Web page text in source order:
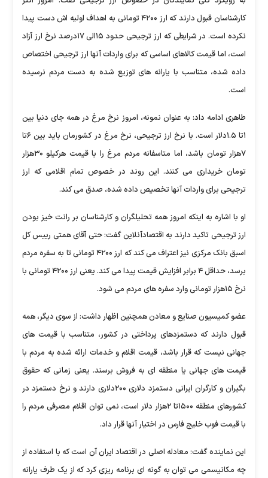
کارشناسان قبول دارند که ارز ۴۲۰۰ تومانی به اهداف اولیه اش دست پیدا
نکرده است. در شرایطی که ارز ترجیحی حدود ۱۵الی ۱۷درصد نرخ ارز آزاد
است، اما قیمت کالاهای اساسی که برای واردات آنها ارز ترجیحی اختصاص
داده شده، متناسب با یارانه های توزیع شده به دست مردم نرسیده
است.
طاهری ادامه داد: به عنوان نمونه، امروز نرخ مرغ در همه جای دنیا بین
۱تا ۱.۵دلار است. با نرخ ارز ترجیحی، نرخ مرغ در کشورمان باید بین ۶تا
۷هزار تومان باشد، اما متاسفانه مردم مرغ را با قیمت هرکیلو ۳۰هزار
تومان خریداری می کنند. این روند در خصوص تمام اقلامی که ارز
ترجیحی برای واردات آنها تخصیص داده شده، صدق می کند.
او با اشاره به اینکه امروز همه تحلیلگران و کارشناسان بر رانت خیز بودن
ارز ترجیحی تاکید دارند به اقتصادآنلاین گفت: حتی آقای همتی رییس کل
اسبق بانک مرکزی نیز اعتراف می کند که ارز ۴۲۰۰ تومانی تا به سفره مردم
برسد، حداقل ۴ برابر افزایش قیمت پیدا می کند. یعنی ارز ۴۲۰۰ تومانی با
نرخ ۱۵هزار تومانی وارد سفره های مردم می شود.
عضو کمیسیون صنایع و معادن همچنین اظهار داشت: از سوی دیگر، همه
قبول دارند که دستمزدهای پرداختی در کشور، متناسب با قیمت های
جهانی نیست که قرار باشد، قیمت اقلام و خدمات ارائه شده به مردم با
قیمت های جهانی یا منطقه ای به فروش برسند. یعنی زمانی که حقوق
بگیران و کارگران ایرانی دستمزد دلاری ۲۰۰دلاری دارند و نرخ دستمزد در
کشورهای منطقه ۱۵۰۰تا ۲هزار دلار است، نمی توان اقلام مصرفی مردم را
با قیمت فوب خلیج فارس در اختیار آنها قرار داد.
این نماینده گفت: معادله اصلی در اقتصاد ایران آن است که با استفاده از
چه مکانیسمی می توان به گونه ای برنامه ریزی کرد که از یک طرف یارانه